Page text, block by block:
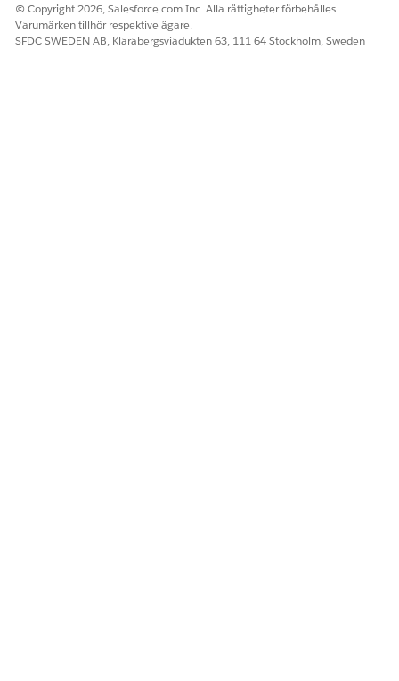
LÖSTE DENNA ARTIKEL DITT PROBLEM?
Berätta för oss vad vi kan förbättra!
© Copyright 2026, Salesforce.com Inc. Alla rättigheter förbehålles.
Varumärken tillhör respektive ägare.
SFDC SWEDEN AB, Klarabergsviadukten 63, 111 64 Stockholm, Sweden